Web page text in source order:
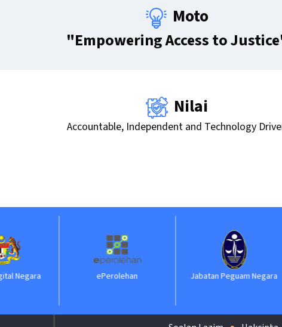
Moto
"Empowering Access to
Nilai
Accountable, Independent and Technology
Jabatan Peguam Negara